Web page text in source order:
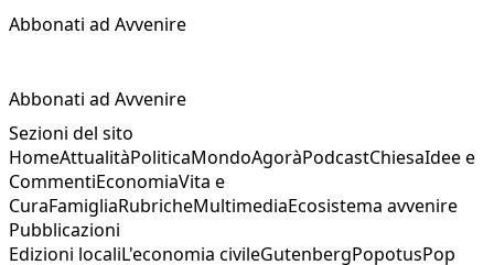
Abbonati ad Avvenire
Abbonati ad Avvenire
Sezioni del sito
HomeAttualitàPoliticaMondoAgoràPodcastChiesaIdee e
CommentiEconomiaVita e
CuraFamigliaRubricheMultimediaEcosistema avvenire
Pubblicazioni
Edizioni localiL'economia civileGutenbergPopotusPop